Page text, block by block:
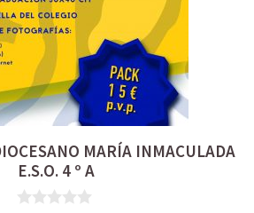
MARÍA INMACULADA
E.S.O. 4 º A